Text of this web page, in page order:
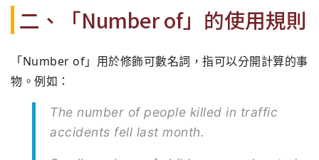
二、「Number of」的使用規則
「Number of」用於修飾可數名詞，指可以分開計算的事
物。例如：
The number of people killed in traffic
accidents fell last month.